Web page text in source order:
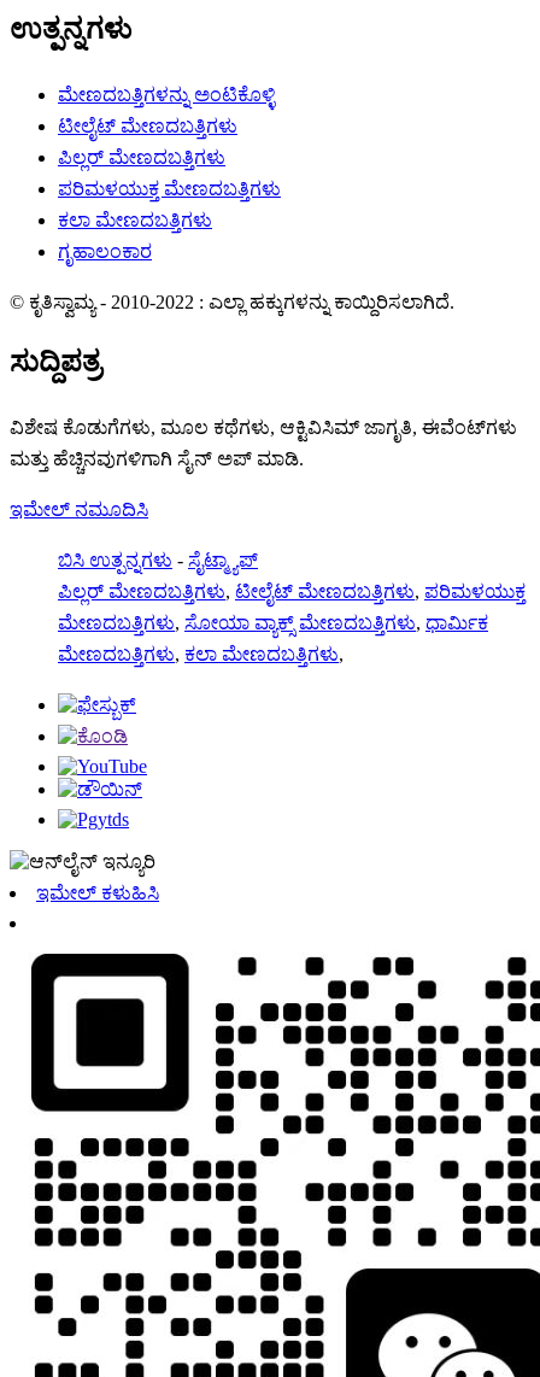
ಉತ್ಪನ್ನಗಳು
ಮೇಣದಬತ್ತಿಗಳನ್ನು ಅಂಟಿಕೊಳ್ಳಿ
ಟೀಲೈಟ್ ಮೇಣದಬತ್ತಿಗಳು
ಪಿಲ್ಲರ್ ಮೇಣದಬತ್ತಿಗಳು
ಪರಿಮಳಯುಕ್ತ ಮೇಣದಬತ್ತಿಗಳು
ಕಲಾ ಮೇಣದಬತ್ತಿಗಳು
ಗೃಹಾಲಂಕಾರ
© ಕೃತಿಸ್ವಾಮ್ಯ - 2010-2022 : ಎಲ್ಲಾ ಹಕ್ಕುಗಳನ್ನು ಕಾಯ್ದಿರಿಸಲಾಗಿದೆ.
ಸುದ್ದಿಪತ್ರ
ವಿಶೇಷ ಕೊಡುಗೆಗಳು, ಮೂಲ ಕಥೆಗಳು, ಆಕ್ಟಿವಿಸಿಮ್ ಜಾಗೃತಿ, ಈವೆಂಟ್‌ಗಳು
ಮತ್ತು ಹೆಚ್ಚಿನವುಗಳಿಗಾಗಿ ಸೈನ್ ಅಪ್ ಮಾಡಿ.
ಇಮೇಲ್ ನಮೂದಿಸಿ
ಬಿಸಿ ಉತ್ಪನ್ನಗಳು - ಸೈಟ್ಮ್ಯಾಪ್
ಪಿಲ್ಲರ್ ಮೇಣದಬತ್ತಿಗಳು, ಟೀಲೈಟ್ ಮೇಣದಬತ್ತಿಗಳು, ಪರಿಮಳಯುಕ್ತ
ಮೇಣದಬತ್ತಿಗಳು, ಸೋಯಾ ವ್ಯಾಕ್ಸ್ ಮೇಣದಬತ್ತಿಗಳು, ಧಾರ್ಮಿಕ
ಮೇಣದಬತ್ತಿಗಳು, ಕಲಾ ಮೇಣದಬತ್ತಿಗಳು,
ಇಮೇಲ್ ಕಳುಹಿಸಿ